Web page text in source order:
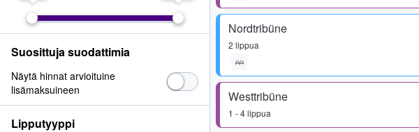
Nordtribüne
2 lippua
Westtribüne
1 - 4 lippua
Suosittuja suodattimia
Näytä hinnat arvioituine
lisämaksuineen
Lipputyyppi